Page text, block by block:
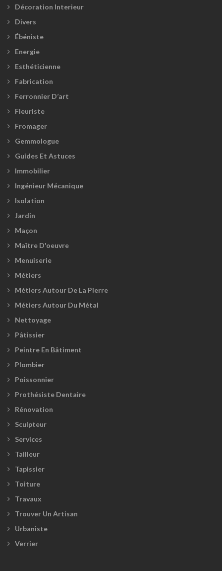
Décoration Interieur
Divers
Ébéniste
Energie
Esthéticienne
Fabrication
Ferronnier D’art
Fleuriste
Fromager
Gemmologue
Guides Et Astuces
Immobilier
Ingénieur Mécanique
Isolation
Jardin
Maçon
Maître D'oeuvre
Menuiserie
Métiers
Métiers Autour De La Pierre
Métiers Autour Du Métal
Nettoyage
Pâtissier
Peintre En Bâtiment
Plombier
Poissonnier
Prothésiste Dentaire
Rénovation
Sculpteur
Services
Tailleur
Tapissier
Toiture
Travaux
Trouver Un Artisan
Urbaniste
Verrier